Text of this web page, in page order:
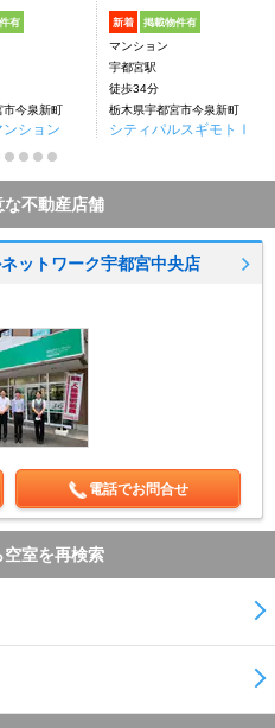
有
市今泉新町
ション
新着 掲載物件有
マンション
宇都宮駅
徒歩34分
栃木県宇都宮市今泉新町
シティパルスギモトⅠ
不動産店舗
ットワーク宇都宮中央店
電話でお問合せ
室を再検索